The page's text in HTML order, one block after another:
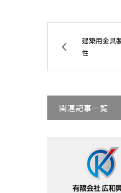
建築用金具
性
関連記事一覧